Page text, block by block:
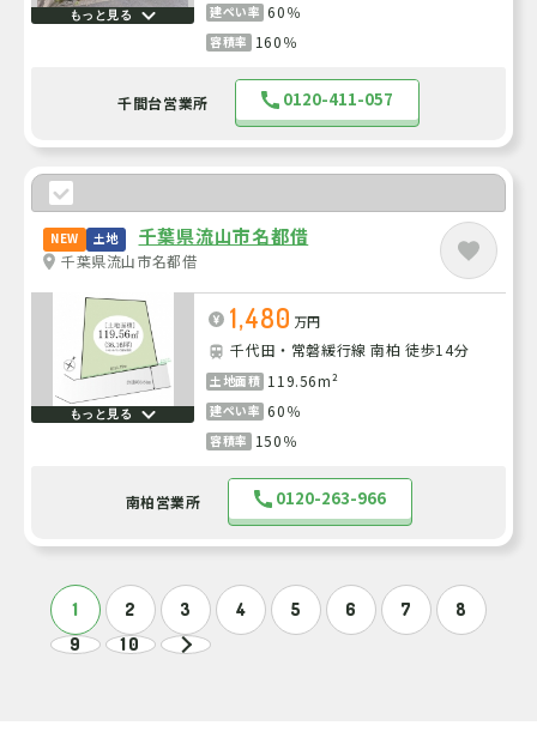
もっと見る 建ぺい率 60％
容積率 160％
千間台営業所 0120-411-057
NEW 土地 千葉県流山市名都借
千葉県流山市名都借
もっと見る
1,480 万円
千代田・常磐緩行線 南柏 徒歩14分
土地面積 119.56m²
建ぺい率 60％
容積率 150％
南柏営業所 0120-263-966
1 2 3 4 5 6 7
8
9
10